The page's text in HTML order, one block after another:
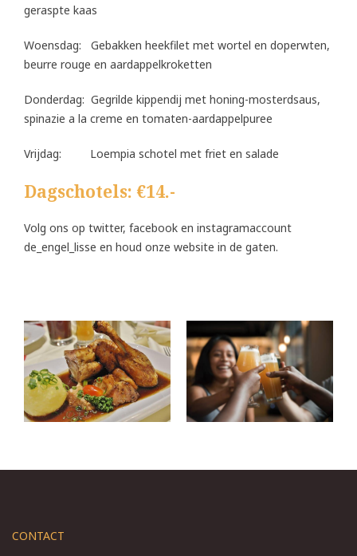
ARRANGEMENTEN
geraspte kaas
Woensdag: Gebakken heekfilet met wortel en doperwten,
beurre rouge en aardappelkroketten
Donderdag: Gegrilde kippendij met honing-mosterdsaus,
spinazie a la creme en tomaten-aardappelpuree
Vrijdag: Loempia schotel met friet en salade
Dagschotels: €14.-
Volg ons op twitter, facebook en instagramaccount
de_engel_lisse en houd onze website in de gaten.
CONTACT